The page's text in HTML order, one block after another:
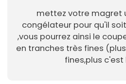
mettez votre magret
congélateur pour qu'il
,vous pourrez ainsi le
en tranches très fines
fines,plus c'est